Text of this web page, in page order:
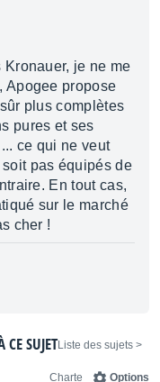
je ne me
Apogee propose
plus complètes
pures et ses
ce qui ne veut
pas équipés de
En tout cas,
sur le marché
cher !
< Liste des sujets
CE SUJET
Options
Charte